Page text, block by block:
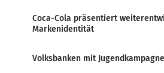
Coca-Cola präsentiert
Markenidentität
Volksbanken mit